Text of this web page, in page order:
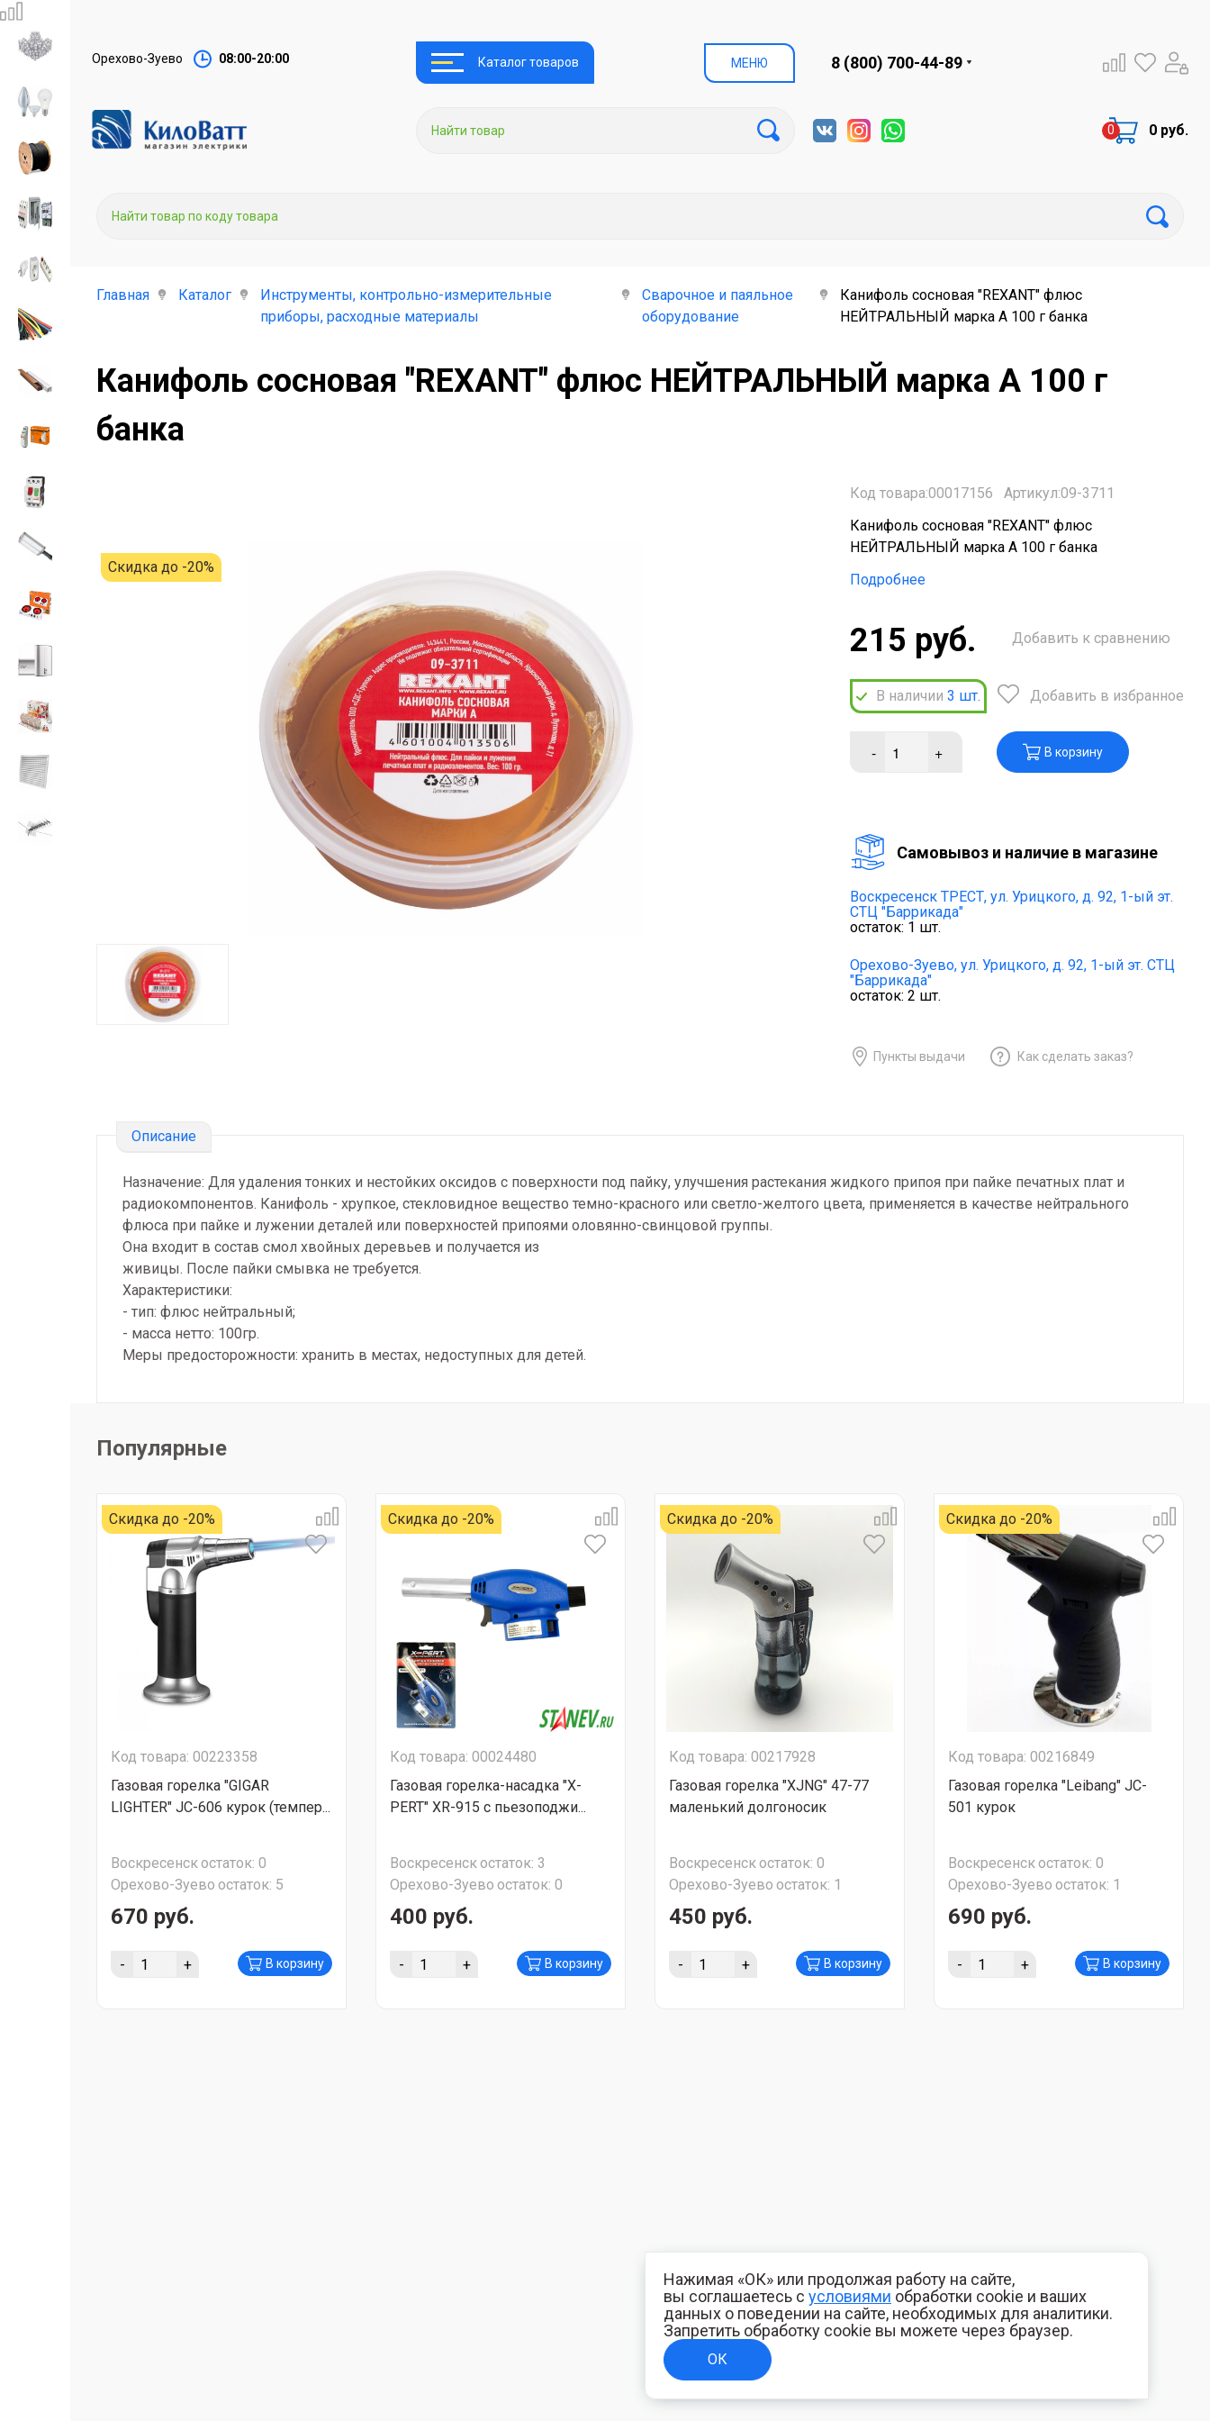
Орехово-Зуево 08:00-20:00 Каталог товаров МЕНЮ 8 (800) 700-44-89
0 руб.
Главная Каталог
Инструменты, контрольно-измерительные
приборы, расходные материалы
Сварочное и паяльное
оборудование
Канифоль сосновая "REXANT" флюс
НЕЙТРАЛЬНЫЙ марка А 100 г банка
Канифоль сосновая "REXANT" флюс НЕЙТРАЛЬНЫЙ марка А 100 г
банка
Скидка до -20%
Код товара:00017156
Артикул:09-3711
Канифоль сосновая "REXANT" флюс
НЕЙТРАЛЬНЫЙ марка А 100 г банка
Подробнее
215 руб.
В наличии 3 шт.
Добавить к сравнению
Добавить в избранное
- + В корзину
Cамовывоз и наличие в магазине
Воскресенск ТРЕСТ, ул. Урицкого, д. 92, 1-ый эт.
СТЦ "Баррикада"
остаток: 1 шт.
Орехово-Зуево, ул. Урицкого, д. 92, 1-ый эт. СТЦ
"Баррикада"
остаток: 2 шт.
Пункты выдачи Как сделать заказ?
Описание
Назначение: Для удаления тонких и нестойких оксидов с поверхности под пайку, улучшения растекания жидкого припоя при пайке печатных плат и
радиокомпонентов. Канифоль - хрупкое, стекловидное вещество темно-красного или светло-желтого цвета, применяется в качестве нейтрального
флюса при пайке и лужении деталей или поверхностей припоями оловянно-свинцовой группы.
Она входит в состав смол хвойных деревьев и получается из
живицы. После пайки смывка не требуется.
Характеристики:
- тип: флюс нейтральный;
- масса нетто: 100гр.
Меры предосторожности: хранить в местах, недоступных для детей.
Популярные
Скидка до -20%
Код товара: 00223358
Газовая горелка "GIGAR
LIGHTER" JC-606 курок (темпер...
Воскресенскостаток: 0
Орехово-Зуево остаток: 5
670 руб.
- + В корзину
Скидка до -20%
Код товара: 00024480
Газовая горелка-насадка "X-
PERT" XR-915 c пьезоподжи...
Воскресенскостаток: 3
Орехово-Зуево остаток: 0
400 руб.
- + В корзину
Скидка до -20%
Код товара: 00217928
Газовая горелка "XJNG" 47-77
маленький долгоносик
Воскресенскостаток: 0
Орехово-Зуево остаток: 1
450 руб.
- + В корзину
Скидка до -20%
Код товара: 00216849
Газовая горелка "Leibang" JC-
501 курок
Воскресенскостаток: 0
Орехово-Зуево остаток: 1
690 руб.
- + В корзину
Нажимая «ОК» или продолжая работу на сайте,
вы соглашаетесь с условиями обработки cookie и ваших
данных о поведении на сайте, необходимых для аналитики.
Запретить обработку cookie вы можете через браузер.
ОК